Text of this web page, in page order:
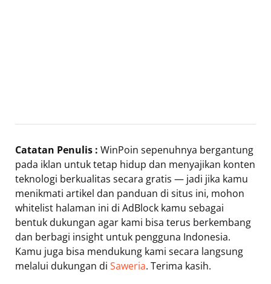
Catatan Penulis : WinPoin sepenuhnya bergantung
pada iklan untuk tetap hidup dan menyajikan konten
teknologi berkualitas secara gratis — jadi jika kamu
menikmati artikel dan panduan di situs ini, mohon
whitelist halaman ini di AdBlock kamu sebagai
bentuk dukungan agar kami bisa terus berkembang
dan berbagi insight untuk pengguna Indonesia.
Kamu juga bisa mendukung kami secara langsung
melalui dukungan di Saweria. Terima kasih.